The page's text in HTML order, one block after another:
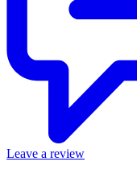
Leave a review